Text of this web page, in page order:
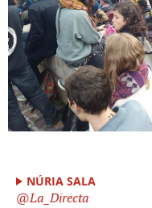
NÚRIA SALA
La_Directa